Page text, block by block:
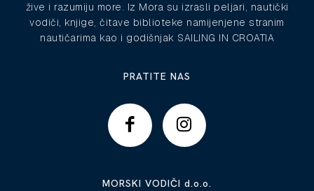
žive i razumiju more. Iz Mora su izrasli peljari, nautički
vodiči, knjige, čitave biblioteke namijenjene stranim
nautičarima kao i godišnjak SAILING IN CROATIA
PRATITE NAS
MORSKI VODIČI d.o.o.